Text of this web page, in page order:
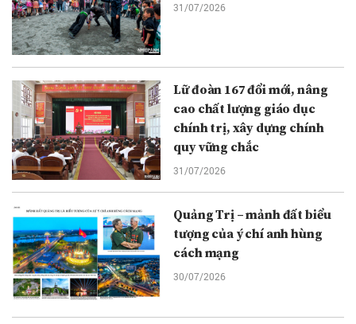
31/07/2026
Lữ đoàn 167 đổi mới, nâng
cao chất lượng giáo dục
chính trị, xây dựng chính
quy vững chắc
31/07/2026
Quảng Trị – mảnh đất biểu
tượng của ý chí anh hùng
cách mạng
30/07/2026